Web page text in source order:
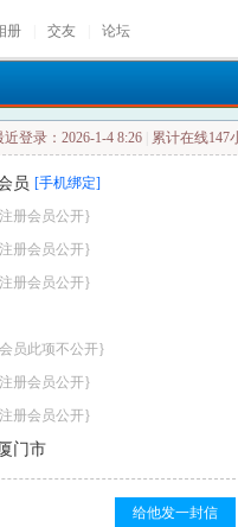
册 交友 论坛
近登录：2026-1-4 8:26 累计在线147
员 [手机绑定]
册会员公开}
册会员公开}
册会员公开}
员此项不公开}
册会员公开}
册会员公开}
门市
给他发一封信